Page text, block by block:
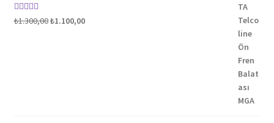
5 üzerinden
₺1.300,00Orijinal
₺1.100,00Şu